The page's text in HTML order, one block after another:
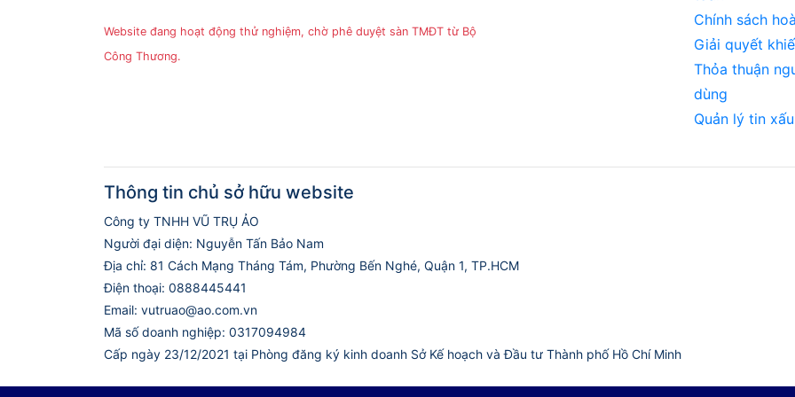
Website đang hoạt động thử nghiệm, chờ phê duyệt sàn TMĐT từ Bộ
Công Thương.
Chính sách
Giải quyết
Thỏa thuận
dùng
Quản lý tin xấu
Thông tin chủ sở hữu website
Công ty TNHH VŨ TRỤ ẢO
Người đại diện: Nguyễn Tấn Bảo Nam
Địa chỉ: 81 Cách Mạng Tháng Tám, Phường Bến Nghé, Quận 1, TP.HCM
Điện thoại: 0888445441
Email: vutruao@ao.com.vn
Mã số doanh nghiệp: 0317094984
Cấp ngày 23/12/2021 tại Phòng đăng ký kinh doanh Sở Kế hoạch và Đầu tư Thành phố Hồ Chí Minh